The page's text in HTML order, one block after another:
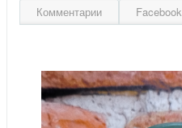
Комментарии Facebook